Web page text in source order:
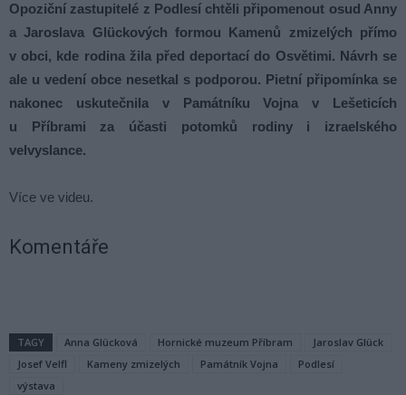
Opoziční zastupitelé z Podlesí chtěli připomenout osud Anny
a Jaroslava Glückových formou Kamenů zmizelých přímo
v obci, kde rodina žila před deportací do Osvětimi. Návrh se
ale u vedení obce nesetkal s podporou. Pietní připomínka se
nakonec uskutečnila v Památníku Vojna v Lešeticích
u Příbrami za účasti potomků rodiny i izraelského
velvyslance.
Více ve videu.
Komentáře
TAGY Anna Glücková Hornické muzeum Příbram
Jaroslav Glück
Josef Velfl
Kameny zmizelých Památník Vojna
Podlesí
výstava